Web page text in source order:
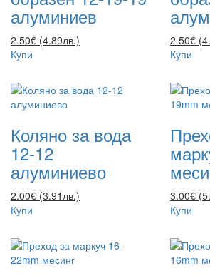
алуминиев
2.50€ (4.89лв.)
Купи
2.50€
Купи
Коляно за вода
12-12
алуминиево
2.00€ (3.91лв.)
Купи
3.00€
Купи